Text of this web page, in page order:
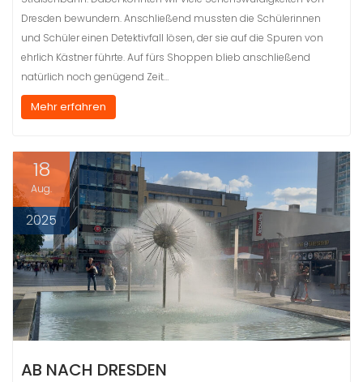
Dresden bewundern. Anschließend mussten die Schülerinnen
und Schüler einen Detektivfall lösen, der sie auf die Spuren von
ehrlich Kästner führte. Auf fürs Shoppen blieb anschließend
natürlich noch genügend Zeit…
Mehr erfahren
18
Aug.
2025
AB NACH DRESDEN